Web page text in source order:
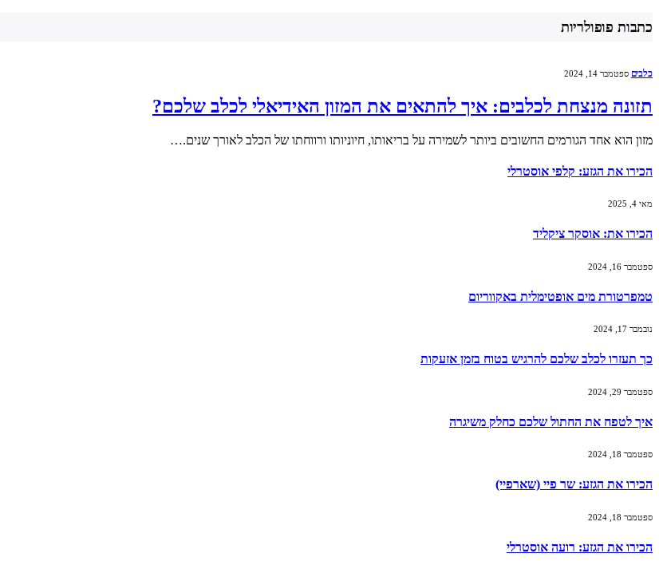
כתבות פופולריות
כלבים ספטמבר 14, 2024
תזונה מנצחת לכלבים: איך להתאים את המזון האידיאלי לכלב שלכם?
מזון הוא אחד הגורמים החשובים ביותר לשמירה על בריאותו, חיוניותו ורווחתו של הכלב לאורך שנים.…
הכירו את הגזע: קלפי אוסטרלי
מאי 4, 2025
הכירו את: אוסקר ציקליד
ספטמבר 16, 2024
טמפרטורת מים אופטימלית באקווריום
נובמבר 17, 2024
כך תעזרו לכלב שלכם להרגיש בטוח בזמן אזעקות
ספטמבר 29, 2024
איך לטפח את החתול שלכם כחלק משיגרה
ספטמבר 18, 2024
הכירו את הגזע: שר פיי (שארפיי)
ספטמבר 18, 2024
הכירו את הגזע: רועה אוסטרלי